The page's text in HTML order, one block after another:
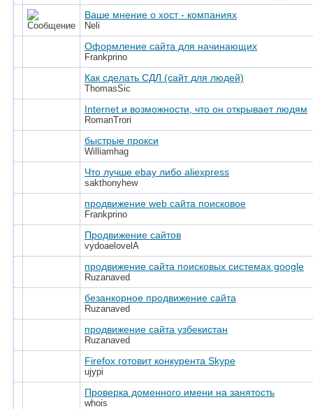
Ваше мнение о хост - компаниях
Neli
Оформление сайта для начинающих
Frankprino
Как сделать СДЛ (сайт для людей)
ThomasSic
Internet и возможности, что он открывает людям
RomanTrori
быстрые прокси
Williamhag
Что лучше ebay либо aliexpress
sakthonyhew
продвижение web сайта поисковое
Frankprino
Продвижение сайтов
vydoaelovelA
продвижение сайта поисковых системах google
Ruzanaved
безанкорное продвижение сайта
Ruzanaved
продвижение сайта узбекистан
Ruzanaved
Firefox готовит конкурента Skype
ujypi
Проверка доменного имени на занятость
whois